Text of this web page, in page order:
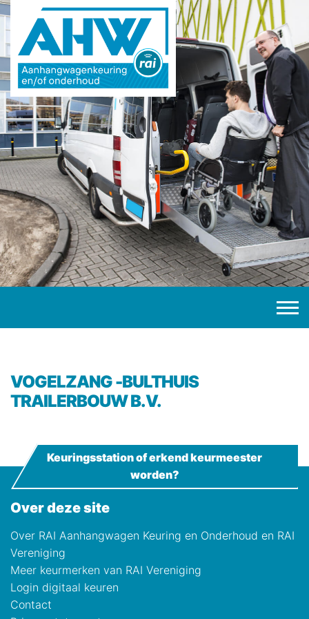
VOGELZANG -BULTHUIS
TRAILERBOUW B.V.
Over deze site
Over RAI Aanhangwagen Keuring en Onderhoud en RAI
Vereniging
Meer keurmerken van RAI Vereniging
Login digitaal keuren
Contact
Keuringsstation of erkend keurmeester
worden?